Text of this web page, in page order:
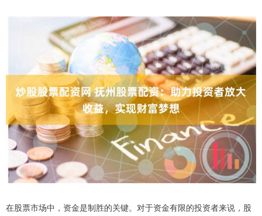
在股票市场中，资金是制胜的关键。对于资金有限的投资者来说，股